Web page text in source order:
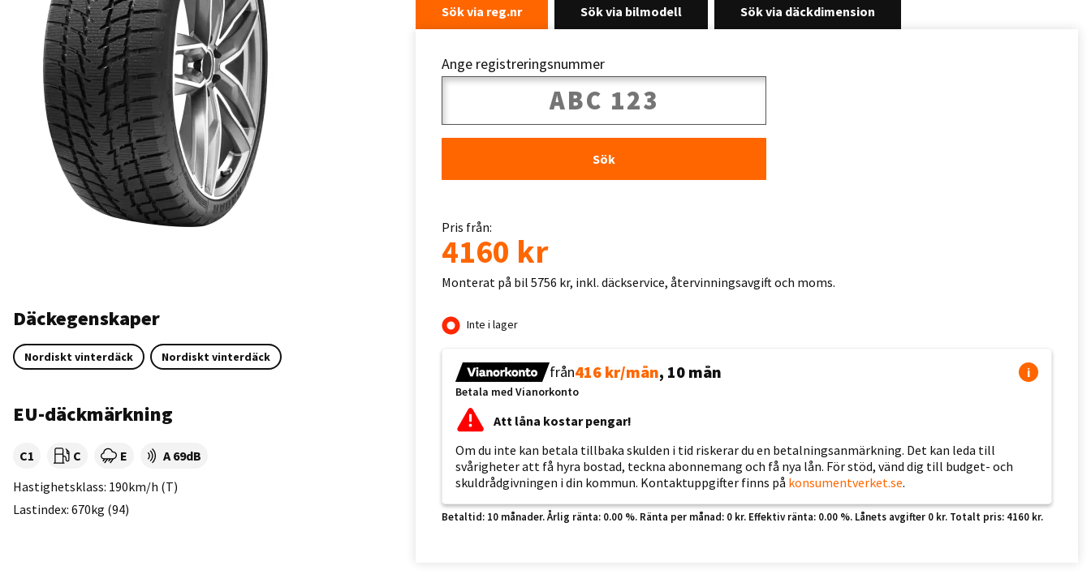
Däckegenskaper
Nordiskt vinterdäck Nordiskt vinterdäck
EU-däckmärkning
Tyre class:
C1 Rullmotstånd:
C Våtgrepp:
E Ljudnivå dB:
A 69dB
Hastighetsklass: 190km/h (T)
Lastindex: 670kg (94)
Sök via reg.nr Sök via bilmodell Sök via däckdimension
Ange registreringsnummer
Sök
Pris från:
4160 kr
Monterat på bil 5756 kr, inkl. däckservice, återvinningsavgift och moms.
Inte i lager
från416 kr/mån, 10 mån i
Betala med Vianorkonto
Att låna kostar pengar!
Om du inte kan betala tillbaka skulden i tid riskerar du en betalningsanmärkning. Det kan leda till
svårigheter att få hyra bostad, teckna abonnemang och få nya lån. För stöd, vänd dig till budget- och
skuldrådgivningen i din kommun. Kontaktuppgifter finns på konsumentverket.se.
Betaltid: 10 månader. Årlig ränta: 0.00 %. Ränta per månad: 0 kr. Effektiv ränta: 0.00 %. Lånets avgifter 0 kr. Totalt pris: 4160 kr.